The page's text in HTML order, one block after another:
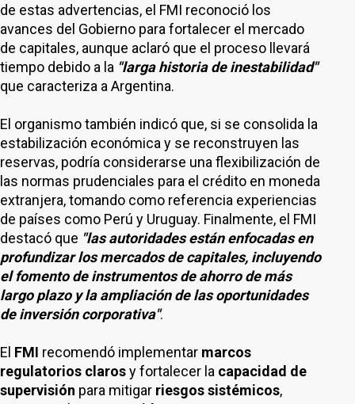
de estas advertencias, el FMI reconoció los
avances del Gobierno para fortalecer el mercado
de capitales, aunque aclaró que el proceso llevará
tiempo debido a la "larga historia de inestabilidad"
que caracteriza a Argentina.
El organismo también indicó que, si se consolida la
estabilización económica y se reconstruyen las
reservas, podría considerarse una flexibilización de
las normas prudenciales para el crédito en moneda
extranjera, tomando como referencia experiencias
de países como Perú y Uruguay. Finalmente, el FMI
destacó que "las autoridades están enfocadas en
profundizar los mercados de capitales, incluyendo
el fomento de instrumentos de ahorro de más
largo plazo y la ampliación de las oportunidades
de inversión corporativa".
El FMI recomendó implementar marcos
regulatorios clarosy fortalecer la capacidad de
supervisión para mitigar riesgos sistémicos,